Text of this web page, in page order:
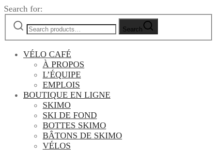
Search for:
Search
VÉLO CAFÉ
À PROPOS
L’ÉQUIPE
EMPLOIS
BOUTIQUE EN LIGNE
SKIMO
SKI DE FOND
BOTTES SKIMO
BÂTONS DE SKIMO
VÉLOS